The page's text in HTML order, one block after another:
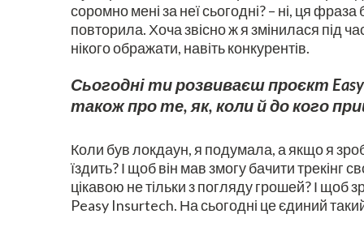
соромно мені за неї сьогодні? – ні, ця
повторила. Хоча звісно ж я змінилася під
нікого ображати, навіть конкурентів.
Сьогодні ти розвиваєш проєкт
також про те, як, коли й до кого
Коли був локдаун, я подумала, а якщо я
їздить? І щоб він мав змогу бачити
цікавою не тільки з погляду грошей? І
Peasy Insurtech. На сьогодні це єдиний